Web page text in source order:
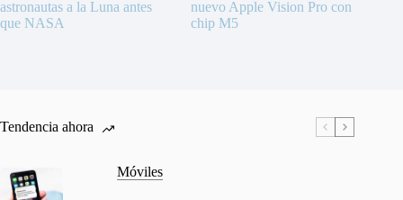
astronautas a la Luna antes
que NASA
nuevo Apple Vision Pro con
chip M5
Tendencia ahora
Móviles